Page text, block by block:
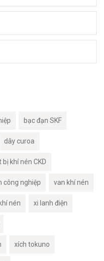
bạc đạn SKF
dây curoa
bị khí nén CKD
công nghiệp van khí nén
nén xi lanh điện
xích tokuno